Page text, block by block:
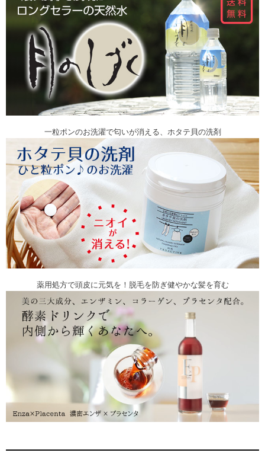
一粒ポンのお洗濯で匂いが消える、ホタテ貝の洗剤
薬用処方で頭皮に元気を！脱毛を防ぎ健やかな髪を育む